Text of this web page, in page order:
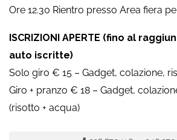
Ore 12.30 Rientro presso Area fiera
ISCRIZIONI APERTE (fino al
auto iscritte)
Solo giro € 15 – Gadget, colazione,
Giro + pranzo € 18 – Gadget,
(risotto + acqua)